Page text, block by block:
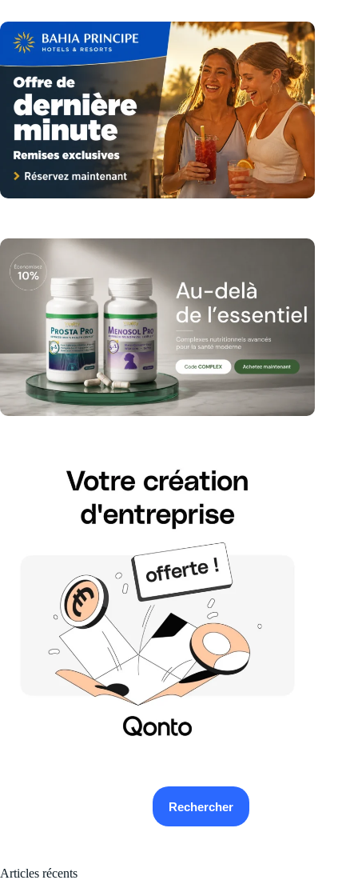
Rechercher
Articles récents